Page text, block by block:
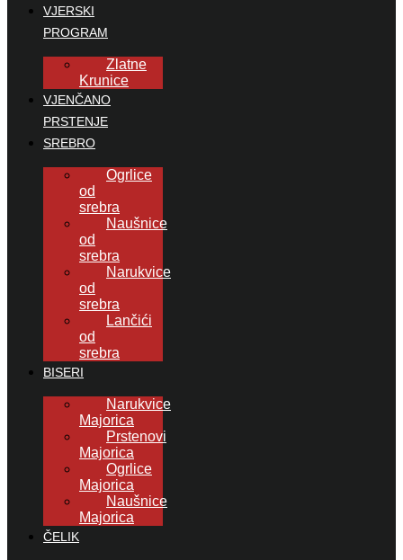
VJERSKI
PROGRAM
Zlatne
Krunice
VJENČANO
PRSTENJE
SREBRO
Ogrlice
od
srebra
Naušnice
od
srebra
Narukvice
od
srebra
Lančići
od
srebra
BISERI
Narukvice
Majorica
Prstenovi
Majorica
Ogrlice
Majorica
Naušnice
Majorica
ČELIK